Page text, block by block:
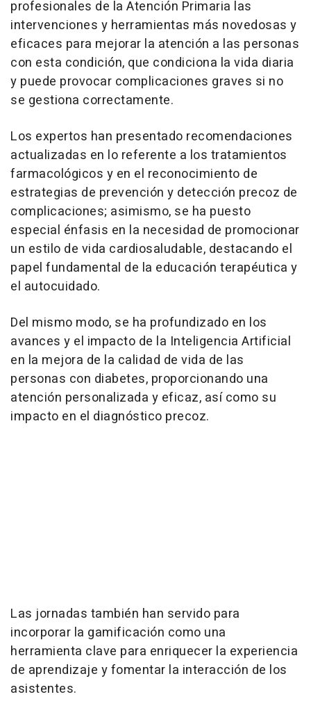
profesionales de la Atención Primaria las
intervenciones y herramientas más novedosas y
eficaces para mejorar la atención a las personas
con esta condición, que condiciona la vida diaria
y puede provocar complicaciones graves si no
se gestiona correctamente.
Los expertos han presentado recomendaciones
actualizadas en lo referente a los tratamientos
farmacológicos y en el reconocimiento de
estrategias de prevención y detección precoz de
complicaciones; asimismo, se ha puesto
especial énfasis en la necesidad de promocionar
un estilo de vida cardiosaludable, destacando el
papel fundamental de la educación terapéutica y
el autocuidado.
Del mismo modo, se ha profundizado en los
avances y el impacto de la Inteligencia Artificial
en la mejora de la calidad de vida de las
personas con diabetes, proporcionando una
atención personalizada y eficaz, así como su
impacto en el diagnóstico precoz.
Las jornadas también han servido para
incorporar la gamificación como una
herramienta clave para enriquecer la experiencia
de aprendizaje y fomentar la interacción de los
asistentes.